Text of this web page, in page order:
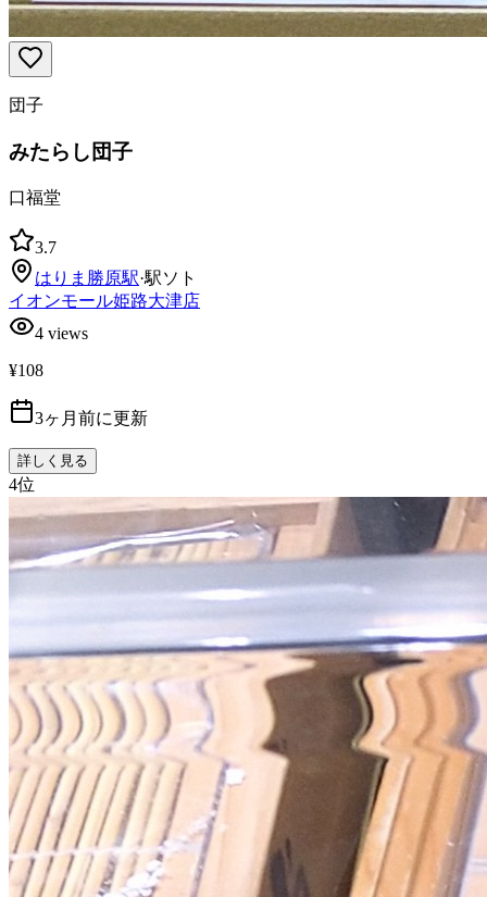
団子
みたらし団子
口福堂
3.7
はりま勝原駅·駅ソト
イオンモール姫路大津店
4 views
¥108
3ヶ月前に更新
詳しく見る
4位